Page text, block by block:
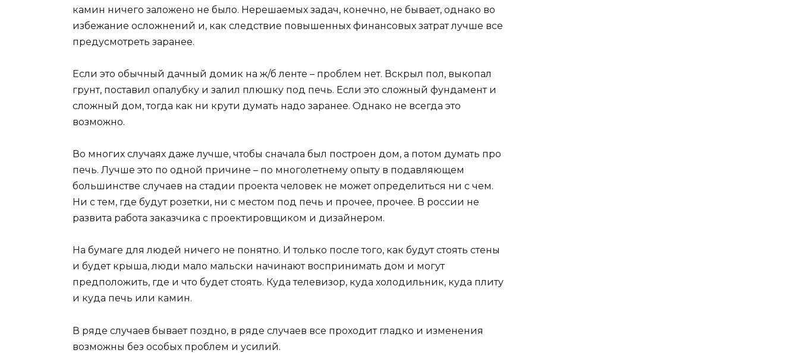
камин ничего заложено не было. Нерешаемых задач, конечно, не бывает, однако во
избежание осложнений и, как следствие повышенных финансовых затрат лучше все
предусмотреть заранее.
Если это обычный дачный домик на ж/б ленте – проблем нет. Вскрыл пол, выкопал
грунт, поставил опалубку и залил плюшку под печь. Если это сложный фундамент и
сложный дом, тогда как ни крути думать надо заранее. Однако не всегда это
возможно.
Во многих случаях даже лучше, чтобы сначала был построен дом, а потом думать про
печь. Лучше это по одной причине – по многолетнему опыту в подавляющем
большинстве случаев на стадии проекта человек не может определиться ни с чем.
Ни с тем, где будут розетки, ни с местом под печь и прочее, прочее. В россии не
развита работа заказчика с проектировщиком и дизайнером.
На бумаге для людей ничего не понятно. И только после того, как будут стоять стены
и будет крыша, люди мало мальски начинают воспринимать дом и могут
предположить, где и что будет стоять. Куда телевизор, куда холодильник, куда плиту
и куда печь или камин.
В ряде случаев бывает поздно, в ряде случаев все проходит гладко и изменения
возможны без особых проблем и усилий.